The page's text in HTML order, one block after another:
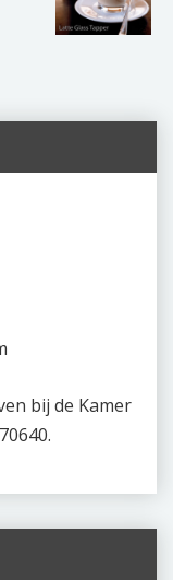
bij de Kamer